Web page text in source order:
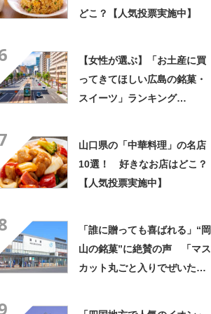
どこ？【人気投票実施中】
【女性が選ぶ】「お土産に買
ってきてほしい広島の銘菓・
スイーツ」ランキング
山口県の「中華料理」の名店
10選！ 好きなお店はどこ？
【人気投票実施中】
「誰に贈っても喜ばれる」“岡
山の銘菓”に絶賛の声 「マス
カット丸ごと入りでぜいた